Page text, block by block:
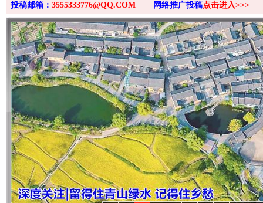
投稿邮箱： 3555333776@QQ.COM 网络推广投稿点击进入>>>